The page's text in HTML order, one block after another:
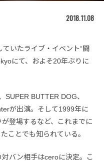
2018.11.08
いたライブ・イベント“闘
にて、およそ20年ぶりに
BUTTER DOG、
が出演。そして1999年に
登場するなど、これまでに
ことでも知られている。
バン相手はceroに決定。こ